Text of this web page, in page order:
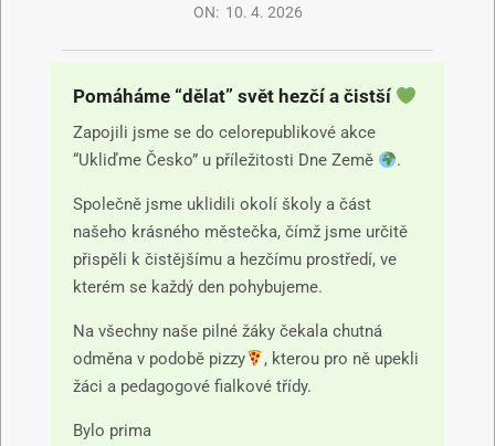
ON: 10. 4. 2026
Pomáháme “dělat” svět hezčí a čistší
Zapojili jsme se do celorepublikové akce
“Ukliďme Česko” u příležitosti Dne Země
.
Společně jsme uklidili okolí školy a část
našeho krásného městečka, čímž jsme určitě
přispěli k čistějšímu a hezčímu prostředí, ve
kterém se každý den pohybujeme.
Na všechny naše pilné žáky čekala chutná
odměna v podobě pizzy
, kterou pro ně upekli
žáci a pedagogové fialkové třídy.
Bylo prima